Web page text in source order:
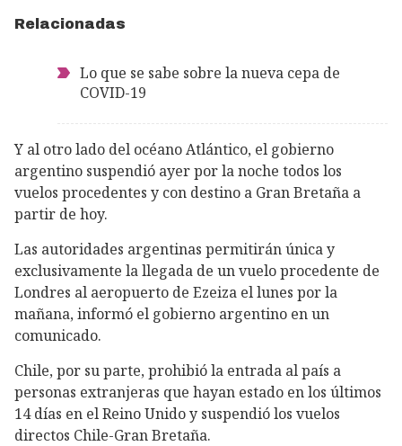
Relacionadas
Lo que se sabe sobre la nueva cepa de
COVID-19
Y al otro lado del océano Atlántico, el gobierno
argentino suspendió ayer por la noche todos los
vuelos procedentes y con destino a Gran Bretaña a
partir de hoy.
Las autoridades argentinas permitirán única y
exclusivamente la llegada de un vuelo procedente de
Londres al aeropuerto de Ezeiza el lunes por la
mañana, informó el gobierno argentino en un
comunicado.
Chile, por su parte, prohibió la entrada al país a
personas extranjeras que hayan estado en los últimos
14 días en el Reino Unido y suspendió los vuelos
directos Chile-Gran Bretaña.